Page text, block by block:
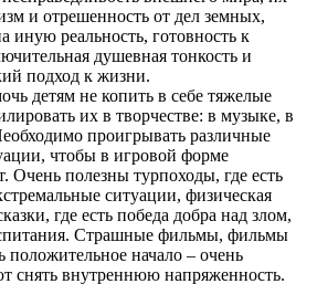
и отрешенность от дел земных,
иную реальность, готовность к
душевная тонкость и
подход к жизни.
детям не копить в себе тяжелые
их в творчестве: в музыке, в
проигрывать различные
чтобы в игровой форме
Очень полезны турпоходы, где есть
ситуации, физическая
где есть победа добра над злом,
Страшные фильмы, фильмы
положительное начало – очень
снять внутреннюю напряженность.